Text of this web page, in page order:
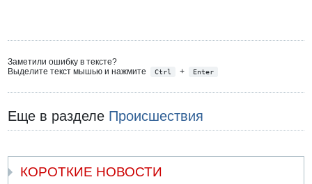
Заметили ошибку в тексте?
Выделите текст мышью и нажмите
Ctrl + Enter
Еще в разделе Происшествия
КОРОТКИЕ НОВОСТИ